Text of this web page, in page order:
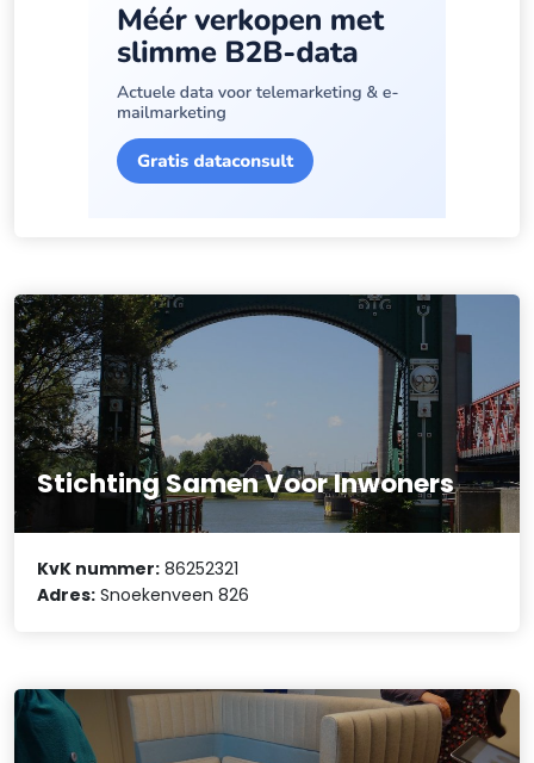
Stichting Samen Voor Inwoners
KvK nummer: 86252321
Adres: Snoekenveen 826